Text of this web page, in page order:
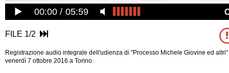
00:00 05:59
FILE 1/2
Registrazione audio integrale dell'udienza di "Processo Michele Giovine ed
venerdì 7 ottobre 2016 a Torino.